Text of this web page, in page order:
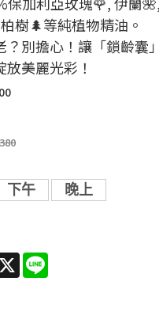
樹🌲等純植物精油。
？別擔心！讓「鎖齡囊
美麗光彩！
下午 晚上
X